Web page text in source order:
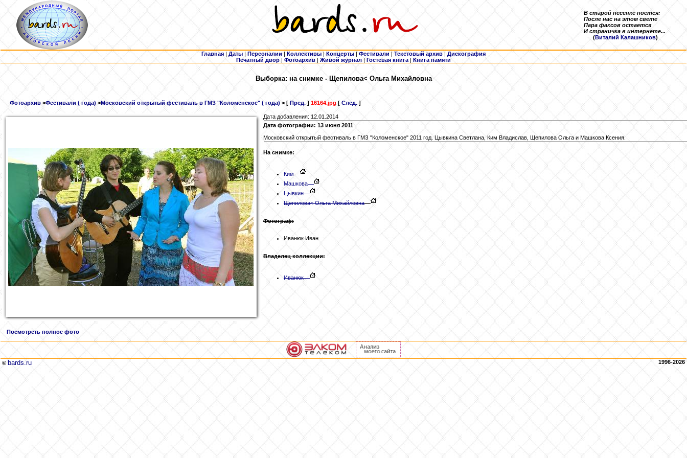
В старой песенке поется:
После нас на этом свете
Пара факсов остается
И страничка в интернете...
(Виталий Калашников)
Главная | Даты | Персоналии | Коллективы | Концерты | Фестивали | Текстовый архив | Дискография
Печатный двор | Фотоархив | Живой журнал |Гостевая книга | Книга памяти
Выборка: на снимке - Щепилова< Ольга Михайловна
Фотоархив >Фестивали ( года) >Московский открытый фестиваль в ГМЗ "Коломенское" ( года) > [ Пред.] 16164.jpg [ След. ]
Дата добавления: 12.01.2014
Дата фотографии: 13 июня 2011
Московский открытый фестиваль в ГМЗ "Коломенское" 2011 год. Цывкина Светлана, Ким Владислав, Щепилова Ольга и Машкова Ксения.
На снимке:
Ким
Машкова
Цывкин
Щепилова< Ольга Михайловна
Фотограф:
Иванюк Иван
Владелец коллекции:
Иванюк
Посмотреть полное фото
© bards.ru 1996-2026